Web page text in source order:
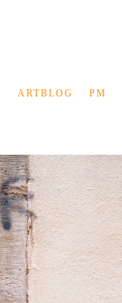
ARTBLOG PM